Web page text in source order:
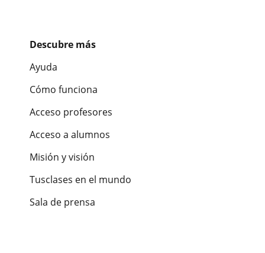
Descubre más
Ayuda
Cómo funciona
Acceso profesores
Acceso a alumnos
Misión y visión
Tusclases en el mundo
Sala de prensa